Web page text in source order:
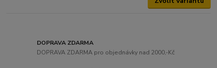
DOPRAVA ZDARMA
DOPRAVA ZDARMA pro objednávky nad 2000,-Kč